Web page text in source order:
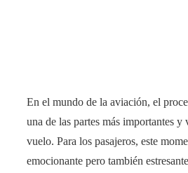
En el mundo de la aviación, el
una de las partes más importantes y
vuelo. Para los pasajeros, este
emocionante pero también